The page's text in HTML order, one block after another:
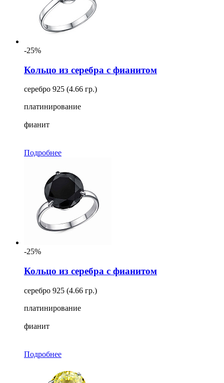
-25%
Кольцо из серебра с фианитом
серебро 925 (4.66 гр.)
платинирование
фианит
Подробнее
-25%
Кольцо из серебра с фианитом
серебро 925 (4.66 гр.)
платинирование
фианит
Подробнее